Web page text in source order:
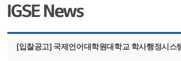
[입찰공고] 국제언어대학원대학교 학사행정시스